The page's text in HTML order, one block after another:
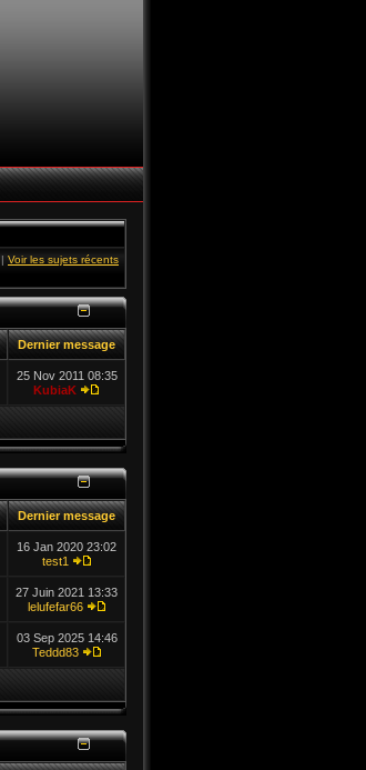
| Voir les sujets récents
Dernier message
25 Nov 2011 08:35
KubiaK
Dernier message
16 Jan 2020 23:02
test1
27 Juin 2021 13:33
lelufefar66
03 Sep 2025 14:46
Teddd83